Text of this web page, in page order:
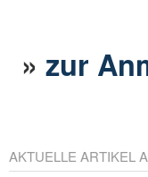
»zur
AKTUELLE ARTIKEL